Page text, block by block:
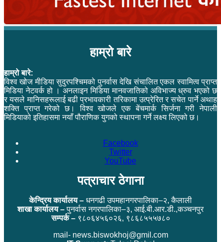
हाम्रो बारे
हाम्रो बारे:
विश्व खोज मीडिया सुदुरपश्चिमको पुनर्वास देखि संचालित एकल स्वामित्व प्राप्त
मिडिया नेटवर्क हो । अनलाइन मिडिया मानवजातिको अविभाज्य ध्रुव भएको छ
र यसले मानिसहरूलाई बढी प्रभावकारी तरिकामा उत्प्रेरित र सचेत पार्ने अथाह
शक्ति प्राप्त गरेको छ। विश्व खोजले एक बेंचमार्क सिर्जना गरी नेपाली
मिडियाको इतिहासमा नयाँ पौराणिक युगको स्थापना गर्ने लक्ष्य लिएको छ।
Facebook
Twitter
YouTube
पत्राचार ठेगाना
केन्द्रिय कार्यालय – धनगढी उपमहानगरपालिका–२, कैलाली
शाखा कार्यालय –पुनर्वास नगरपालिका–३, आई.बी.आर.डी.,कञ्चनपुर
सम्पर्क –९८०६४५६०२६, ९८६८५५५७८०
mail- news.biswokhoj@gmil.com